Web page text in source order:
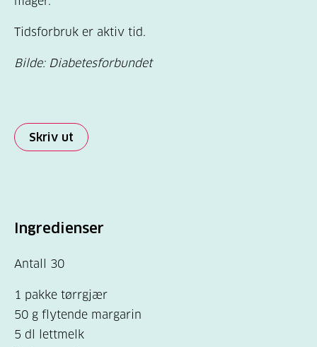
Tidsforbruk er aktiv tid.
Bilde: Diabetesforbundet
Skriv ut
Ingredienser
Antall 30
1 pakke tørrgjær
50 g flytende margarin
5 dl lettmelk